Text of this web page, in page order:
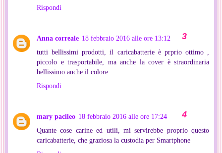
Rispondi
Anna correale 18 febbraio 2016 alle ore 13:12
tutti bellissimi prodotti, il caricabatterie è prprio ottimo ,
piccolo e trasportabile, ma anche la cover è straordinaria
bellissimo anche il colore
Rispondi
mary pacileo 18 febbraio 2016 alle ore 17:24
Quante cose carine ed utili, mi servirebbe proprio questo
caricabatterie, che graziosa la custodia per Smartphone